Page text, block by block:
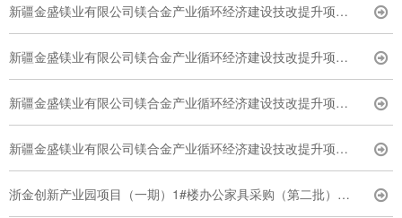
新疆金盛镁业有限公司镁合金产业循环经济建设技改提升项目自动（镁锭）码垛机采购竞争性磋商公告
新疆金盛镁业有限公司镁合金产业循环经济建设技改提升项目直读光谱仪采购竞争性磋商公告
新疆金盛镁业有限公司镁合金产业循环经济建设技改提升项目液压打镁机采购竞争性磋商公告
新疆金盛镁业有限公司镁合金产业循环经济建设技改提升项目柴油发电机成套设备采购竞争性磋商公告
浙金创新产业园项目（一期）1#楼办公家具采购（第二批）补充文件（一）